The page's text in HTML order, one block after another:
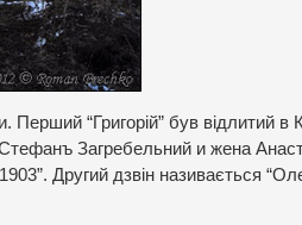
“Григорій” був відлитий
Стефанъ Загребельний и жена
Другий дзвін називається